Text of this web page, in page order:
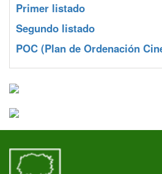
Primer listado
Segundo listado
POC (Plan de Ordenación